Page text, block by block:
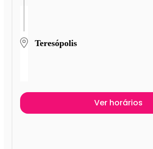
Teresópolis
Ver horários